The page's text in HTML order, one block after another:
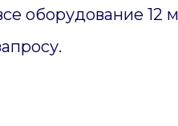
оборудование